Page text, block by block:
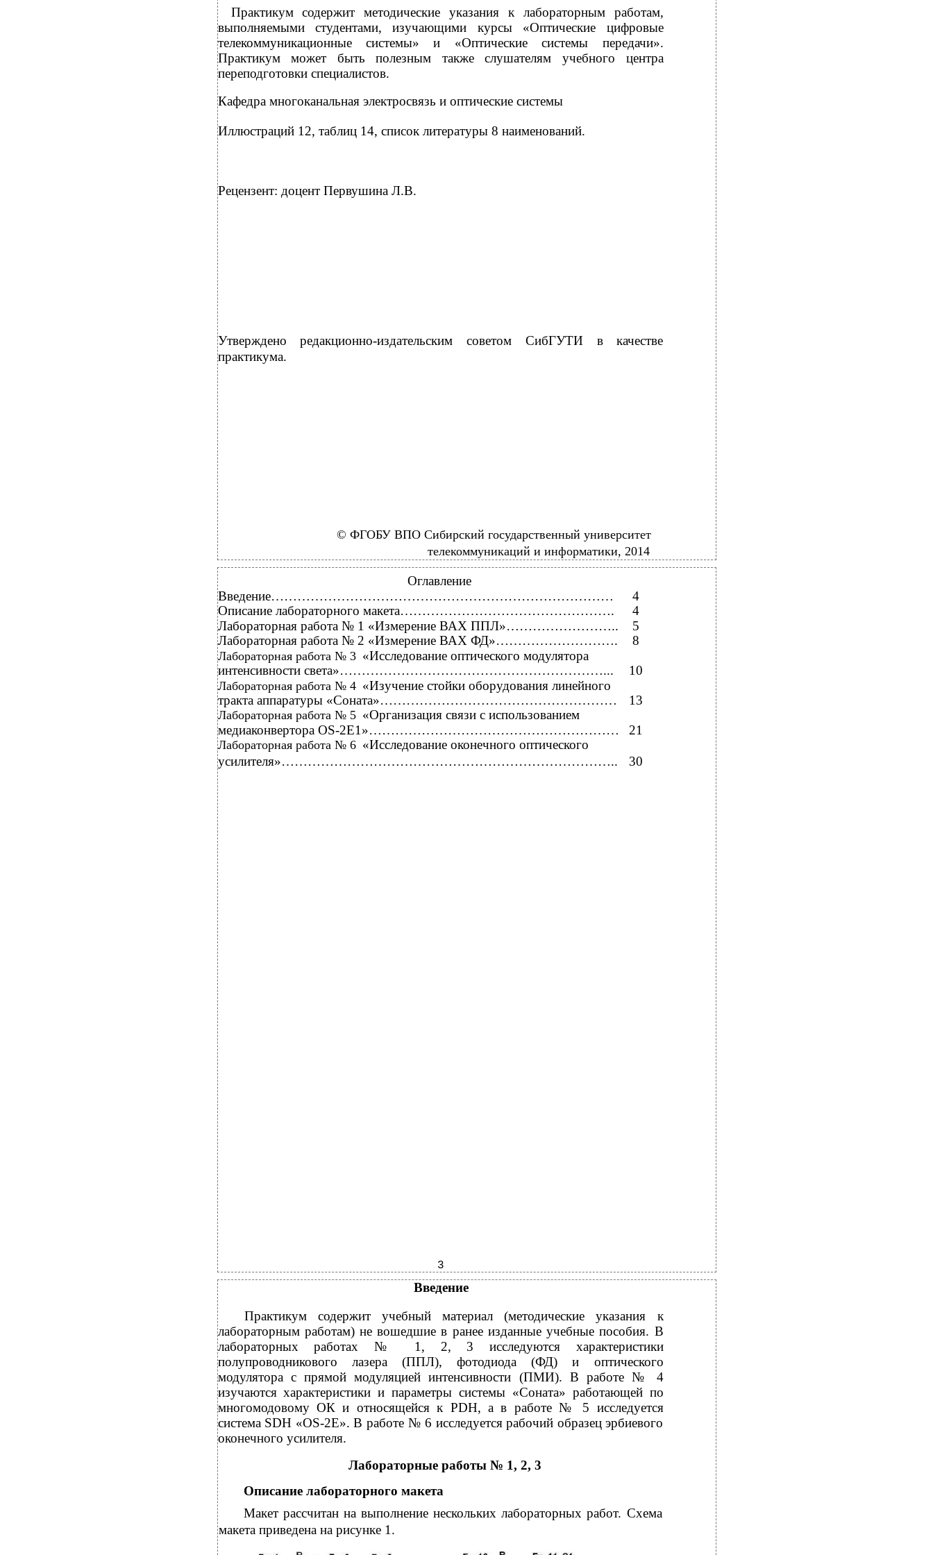
Практикум содержит методические указания к лабораторным работам,
выполняемыми студентами, изучающими курсы «Оптические цифровые
телекоммуникационные системы» и «Оптические системы передачи».
Практикум может быть полезным также слушателям учебного центра
переподготовки специалистов.
Кафедра многоканальная электросвязь и оптические системы
Иллюстраций 12, таблиц 14, список литературы 8 наименований.
Рецензент: доцент Первушина Л.В.
Утверждено редакционно-издательским советом СибГУТИ в качестве
практикума.
© ФГОБУ ВПО Сибирский государственный университет
телекоммуникаций и информатики, 2014
Оглавление
Введение……………………………………………………………………
4
Описание лабораторного макета………………………………………….
4
Лабораторная работа № 1 «Измерение ВАХ ППЛ»……………………..
5
Лабораторная работа № 2 «Измерение ВАХ ФД»……………………….
8
Лабораторная работа № 3 «Исследование оптического модулятора
интенсивности света»……………………………………………………...
10
Лабораторная работа № 4 «Изучение стойки оборудования линейного
тракта аппаратуры «Соната»………………………………………………
13
Лабораторная работа № 5 «Организация связи с использованием
медиаконвертора ОS-2E1»…………………………………………………
21
Лабораторная работа № 6 «Исследование оконечного оптического
усилителя»…………………………………………………………………..
30
3
Введение
Практикум содержит учебный материал (методические указания к
лабораторным работам) не вошедшие в ранее изданные учебные пособия. В
лабораторных работах № 1, 2, 3 исследуются характеристики
полупроводникового лазера (ППЛ), фотодиода (ФД) и оптического
модулятора с прямой модуляцией интенсивности (ПМИ). В работе № 4
изучаются характеристики и параметры системы «Соната» работающей по
многомодовому ОК и относящейся к PDH, а в работе № 5 исследуется
система SDH «OS-2E». В работе № 6 исследуется рабочий образец эрбиевого
оконечного усилителя.
Лабораторные работы № 1, 2, 3
Описание лабораторного макета
Макет рассчитан на выполнение нескольких лабораторных работ. Схема
макета приведена на рисунке 1.